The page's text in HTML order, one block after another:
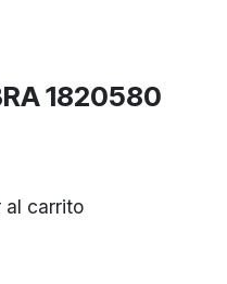
1820580
al carrito